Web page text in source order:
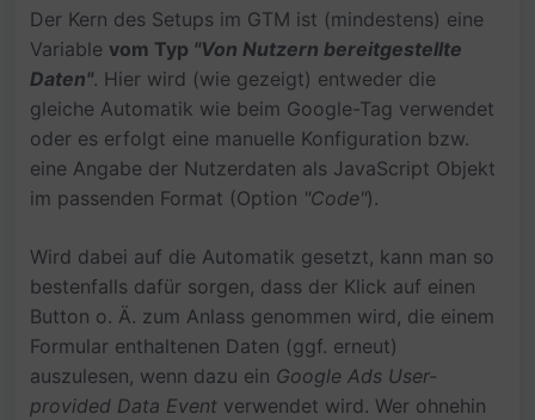
Der Kern des Setups im GTM ist (mindestens) eine
Variable vom Typ "Von Nutzern bereitgestellte
Daten". Hier wird (wie gezeigt) entweder die
gleiche Automatik wie beim Google-Tag verwendet
oder es erfolgt eine manuelle Konfiguration bzw.
eine Angabe der Nutzerdaten als JavaScript Objekt
im passenden Format (Option "Code").
Wird dabei auf die Automatik gesetzt, kann man so
bestenfalls dafür sorgen, dass der Klick auf einen
Button o. Ä. zum Anlass genommen wird, die einem
Formular enthaltenen Daten (ggf. erneut)
auszulesen, wenn dazu ein Google Ads User-
provided Data Event verwendet wird. Wer ohnehin